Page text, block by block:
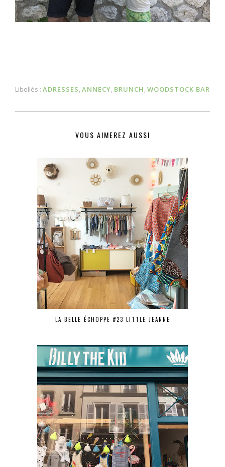
Libellés : ADRESSES,ANNECY, BRUNCH,WOODSTOCK BAR
VOUS AIMEREZ AUSSI
LA BELLE ÉCHOPPE #23 LITTLE JEANNE